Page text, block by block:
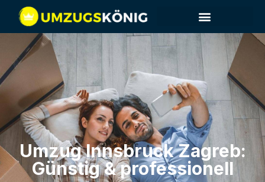
Umzug Innsbruck​ Zagreb:
Günstig & professionell​